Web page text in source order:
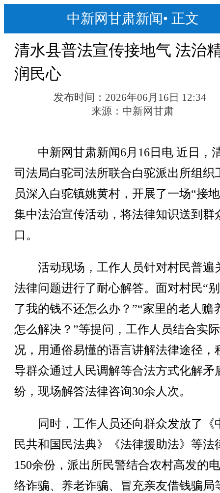
中新网甘肃新闻• 正文
清水县普法宣传接地气 法治
润民心
发布时间： 2026年06月16日 12:34
来源： 中新网甘肃
中新网甘肃新闻6月16日电 近日，
司法局白驼司法所联合白驼派出所组织
员深入白驼镇姚黄村，开展了一场“接
集中法治宣传活动，将法律知识送到群
口。
活动现场，工作人员针对村民普遍
法律问题进行了耐心解答。面对村民“
了我的钱不还怎么办？”“家里的老人赡
怎么解决？”等提问，工作人员结合实
况，用通俗易懂的语言讲解法律途径，
导群众通过人民调解等合法方式化解矛
纷，现场解答法律咨询30余人次。
同时，工作人员还向群众发放了《
民共和国民法典》《法律援助法》等法
150余份，派出所民警结合农村高发的
络诈骗、养老诈骗、冒充亲友借钱骗局